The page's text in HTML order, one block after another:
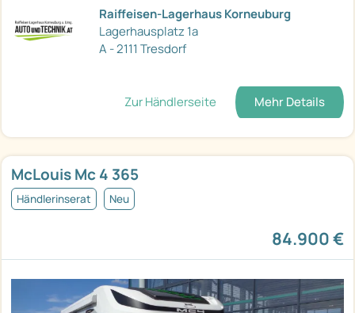
Raiffeisen-Lagerhaus Korneuburg
Lagerhausplatz 1a
A - 2111 Tresdorf
Zur Händlerseite Mehr Details
McLouis Mc 4 365
Händlerinserat Neu
84.900 €